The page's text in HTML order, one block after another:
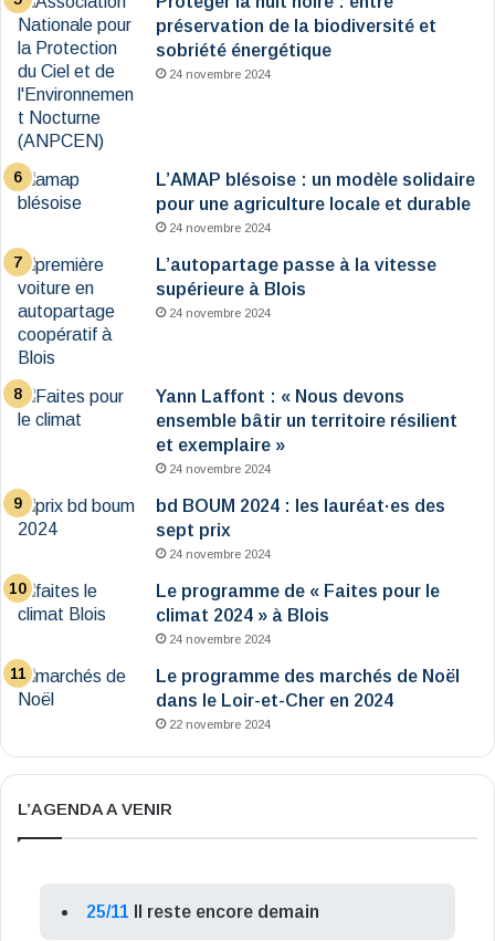
préservation de la biodiversité et
sobriété énergétique
24 novembre 2024
L’AMAP blésoise : un modèle solidaire
pour une agriculture locale et durable
24 novembre 2024
L’autopartage passe à la vitesse
supérieure à Blois
24 novembre 2024
Yann Laffont : « Nous devons
ensemble bâtir un territoire résilient
et exemplaire »
24 novembre 2024
bd BOUM 2024 : les lauréat·es des
sept prix
24 novembre 2024
Le programme de « Faites pour le
climat 2024 » à Blois
24 novembre 2024
Le programme des marchés de Noël
dans le Loir-et-Cher en 2024
22 novembre 2024
L’AGENDA A VENIR
25/11 Il reste encore demain